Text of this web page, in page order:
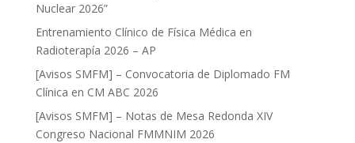
Nuclear 2026”
Entrenamiento Clínico de Física Médica en
Radioterapía 2026 – AP
[Avisos SMFM] – Convocatoria de Diplomado FM
Clínica en CM ABC 2026
[Avisos SMFM] – Notas de Mesa Redonda XIV
Congreso Nacional FMMNIM 2026